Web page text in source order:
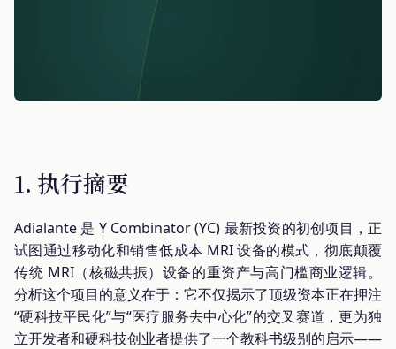
1. 执行摘要
Adialante 是 Y Combinator (YC) 最新投资的初创项目，正
试图通过移动化和销售低成本 MRI 设备的模式，彻底颠覆
传统 MRI（核磁共振）设备的重资产与高门槛商业逻辑。
分析这个项目的意义在于：它不仅揭示了顶级资本正在押注
“硬科技平民化”与“医疗服务去中心化”的交叉赛道，更为独
立开发者和硬科技创业者提供了一个教科书级别的启示——